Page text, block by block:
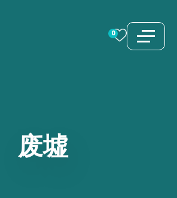
0
废墟